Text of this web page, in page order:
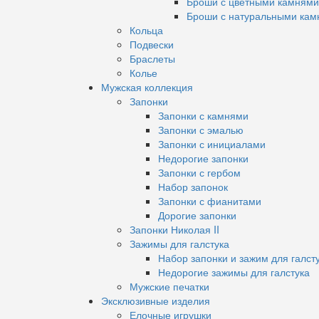
Броши с натуральными
Кольца
Подвески
Браслеты
Колье
Мужская коллекция
Запонки
Запонки с камнями
Запонки с эмалью
Запонки с инициалами
Недорогие запонки
Запонки с гербом
Набор запонок
Запонки с фианитами
Дорогие запонки
Запонки Николая II
Зажимы для галстука
Набор запонки и зажим для
Недорогие зажимы для галстука
Мужские печатки
Эксклюзивные изделия
Елочные игрушки